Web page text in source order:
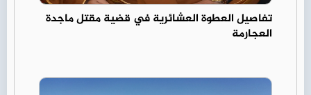
تفاصيل العطوة العشائرية في قضية مقتل ماجدة
العجارمة